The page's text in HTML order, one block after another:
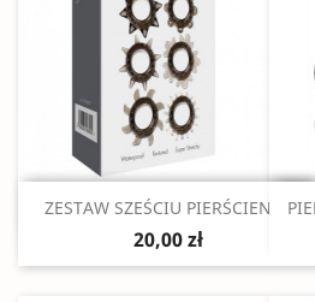
Szybki podgląd
ZESTAW SZEŚCIU PIERŚCIENI...
20,00 zł